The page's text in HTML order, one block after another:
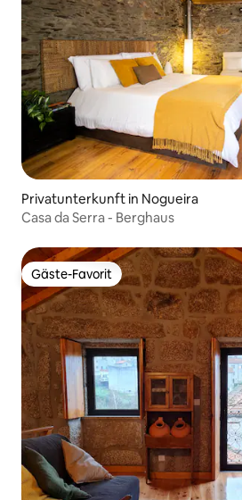
Privatunterkunft in Nogueira
Casa da Serra - Berghaus
Gäste-Favorit
Gäste-Favorit